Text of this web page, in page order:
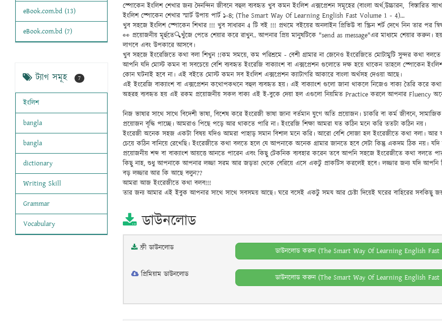
স্পোকেন ইংলিশ শেখার জন্য দৈনন্দিন জীবনে বহুল ব্যবহৃত খুব কমন ইংলিশ এক্সপ্রেশন সমূহের (বাংলা অর্থ,উচ্চারন, বিস্তারিত
ইংলিশ স্পোকেন শেখার স্মার্ট উপায় পার্ট ১-৪; (The Smart Way Of Learning English Fast Volume 1 - 4)...
খুব সহজে ইংলিশ স্পোকেন শিখার !!! খুব সাধারন 4 টি বই !!! প্রথমে বইয়ের অনলাইন প্রিভিউ বা স্ক্রিন শর্ট দেখে নিন তার পর
👀 প্রয়োজনীয় মূর্হুতে🔍খুঁজে পেতে শেয়ার করে রাখুন.. আপনার প্রিয় মানুষটিকে "send as message"এর মাধ্যমে শেয়ার
লাগবে এবং উপকারে আসবে।
খুব সহজে ইংরেজিতে কথা বলা শিখুন !!কম সময়ে, কম পরিশ্রমে - বেশী গ্রামার না জেনেও ইংরেজিতে মোটামুটি সুন্দর কথা বলতে
আপনি যদি মোস্ট কমন বা সবচেয়ে বেশি ব্যবহৃত ইংরেজি বাক্যাংশ বা এক্সপ্রেশন গুলোতে দক্ষ হয়ে থাকেন তাহলে স্পোকেন
কোন ঘটনাই হবে না। এই বইতে মোস্ট কমন সব ইংলিশ এক্সপ্রেশন ক্যাটাগরি আকারে বাংলা অর্থসহ দেওয়া আছে।
এই ইংরেজি বাক্যাংশ বা এক্সপ্রেশন কথোপকথনে বহুল ব্যবহৃত হয়। এই বাক্যাংশ গুলো জানা থাকলে নিজেও বাক্য তৈরি করে কথা
অহরহ ব্যবহৃত হয় এই রকম প্রয়োজনীয় সকল বাক্য এই ই-বুকে দেয়া হল এগুলো নিয়মিত Practice করলে আপনার Fluency
নিজ ভাষার সাথে সাথে বিদেশী ভাষা, বিশেষ করে ইংরেজী ভাষা জানা বর্তমান যুগে অতি প্রয়োজন। চাকরি বা কর্ম জীবনে,
প্রয়োজন বৃদ্ধি পাচ্ছে। আমরাও পিছে পড়ে আর থাকতে পারি না। ইংরেজি শিক্ষা আমরা যত কঠিন মনে করি ততটা কঠিন নয়।
ইংরেজী অনেক সহজ একটা বিষয় যদিও আমরা পাহাড় সমান বিশাল মনে করি। আরো বেশি সোজা হল ইংরেজীতে কথা বলা। আর
চেয়ে কঠিন বানিয়ে রেখেছি। ইংরেজীতে কথা বলতে হলে যে আপনাকে অনেক গ্রামার জানতে হবে সেটা কিন্তু একদম ঠিক নয়।
প্রয়োজনীয় শব্দ বা বাক্যাংশ আয়ত্তে আনতে পারেন এবং কিছু টেকনিক ব্যবহার করেন তবে আপনি সহজে ইংরেজীতে কথা বলতে
কিছু নাহ, শুধু আপনাকে আপনার লজ্জা সরম আর জড়তা থেকে বেরিয়ে এসে একটু প্রাকটিস করলেই হবে। লজ্জার জন্য যদি আপনি
বড় লজ্জার আর কি আছে বলুন??
আমরা আজ ইংরেজীতে কথা বলব!!!
তার জন্য আমার এই ইবুক আপনার সাথে সাথে সবসময় আছে। ঘরে বসেই একটু সময আর চেষ্টা দিয়েই ঘরের বাহিরের সবকিছু
ডাউনলোড
ফ্রী ডাউনলোড ডাউনলোড করুন (The Smart Way Of Learning English
প্রিমিয়াম ডাউনলোড ডাউনলোড করুন (The Smart Way Of Learning English
eBook.com.bd (13)
eBook.com.bd (7)
ট্যাগ সমূহ 7
ইংলিশ
bangla
bangla
dictionary
Writing Skill
Grammar
Vocabulary